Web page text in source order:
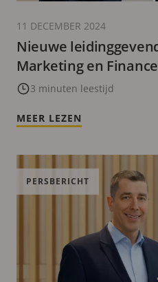
Nieuwe
Marketing en
3 minuten leestijd
11 DECEMBER 2024
MEER LEZEN
PERSBERICHT